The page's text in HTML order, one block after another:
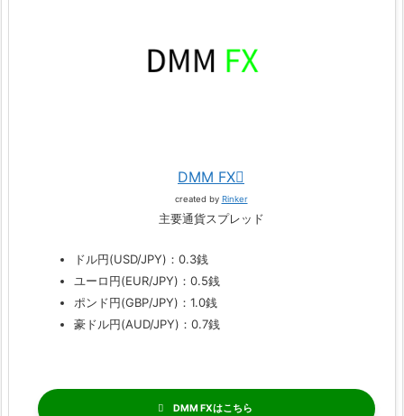
DMM FX
created by Rinker
主要通貨スプレッド
ドル円(USD/JPY)：0.3銭
ユーロ円(EUR/JPY)：0.5銭
ポンド円(GBP/JPY)：1.0銭
豪ドル円(AUD/JPY)：0.7銭
DMM FX